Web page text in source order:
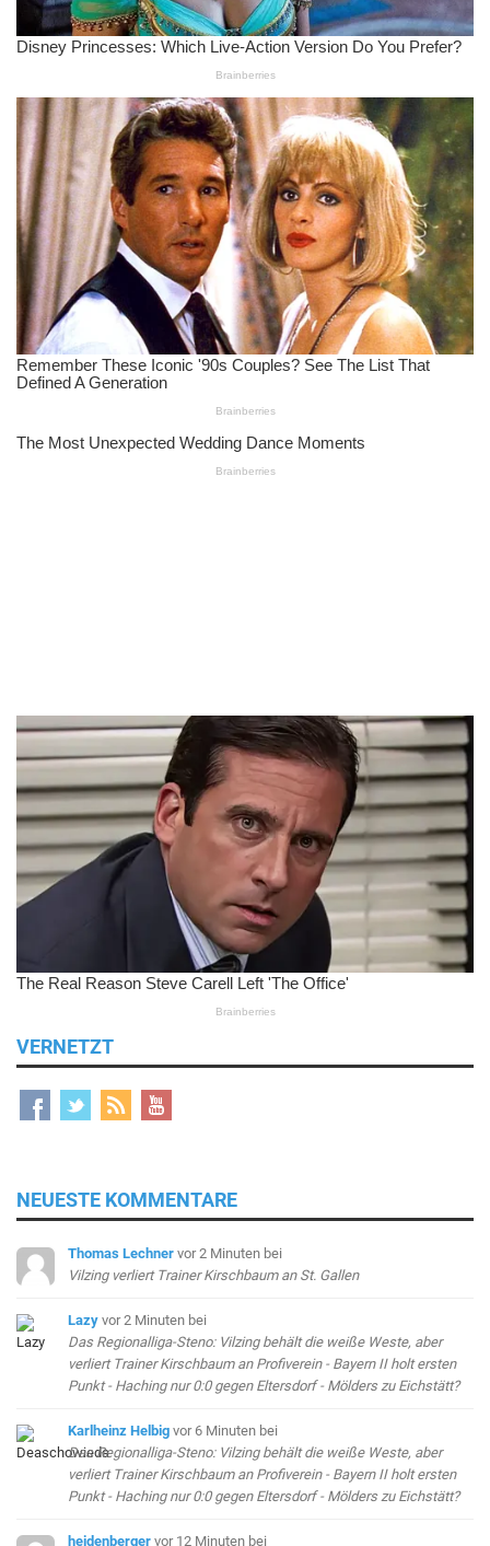
VERNETZT
NEUESTE KOMMENTARE
Thomas Lechner vor 2 Minuten bei
Vilzing verliert Trainer Kirschbaum an St. Gallen
Lazy vor 2 Minuten bei
Das Regionalliga-Steno: Vilzing behält die weiße Weste, aber
verliert Trainer Kirschbaum an Profiverein - Bayern II holt ersten
Punkt - Haching nur 0:0 gegen Eltersdorf - Mölders zu Eichstätt?
Karlheinz Helbig vor 6 Minuten bei
Das Regionalliga-Steno: Vilzing behält die weiße Weste, aber
verliert Trainer Kirschbaum an Profiverein - Bayern II holt ersten
Punkt - Haching nur 0:0 gegen Eltersdorf - Mölders zu Eichstätt?
heidenberger vor 12 Minuten bei